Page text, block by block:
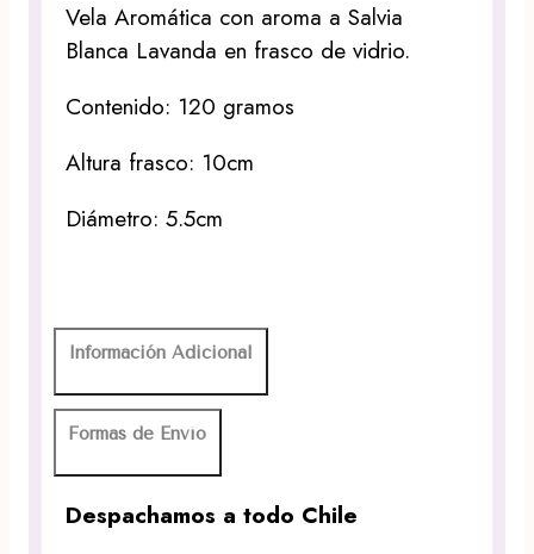
Vela Aromática con aroma a Salvia
Blanca Lavanda en frasco de vidrio.
Contenido: 120 gramos
Altura frasco: 10cm
Diámetro: 5.5cm
Información Adicional
Formas de Envío
Despachamos a todo Chile